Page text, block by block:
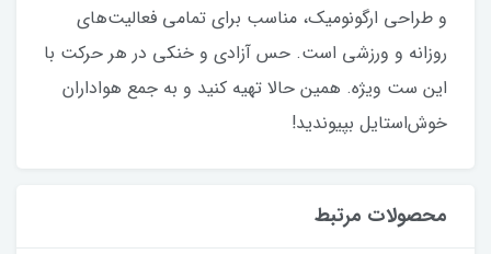
و طراحی ارگونومیک، مناسب برای تمامی فعالیت‌های
روزانه و ورزشی است. حس آزادی و خنکی در هر حرکت با
این ست ویژه. همین حالا تهیه کنید و به جمع هواداران
خوش‌استایل بپیوندید!
محصولات مرتبط